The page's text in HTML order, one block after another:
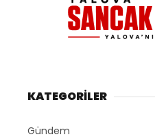
KATEGORİLER
Gündem